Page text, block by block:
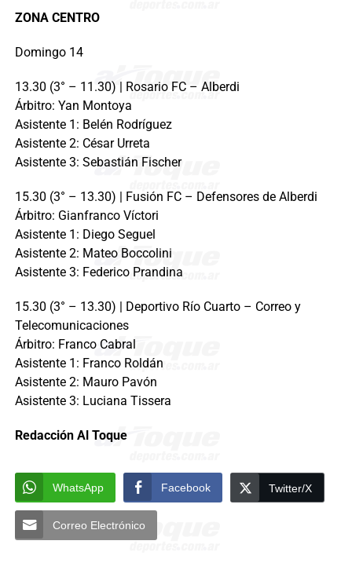
ZONA CENTRO
Domingo 14
13.30 (3° – 11.30) | Rosario FC – Alberdi
Árbitro: Yan Montoya
Asistente 1: Belén Rodríguez
Asistente 2: César Urreta
Asistente 3: Sebastián Fischer
15.30 (3° – 13.30) | Fusión FC – Defensores de Alberdi
Árbitro: Gianfranco Víctori
Asistente 1: Diego Seguel
Asistente 2: Mateo Boccolini
Asistente 3: Federico Prandina
15.30 (3° – 13.30) | Deportivo Río Cuarto – Correo y
Telecomunicaciones
Árbitro: Franco Cabral
Asistente 1: Franco Roldán
Asistente 2: Mauro Pavón
Asistente 3: Luciana Tissera
Redacción Al Toque
WhatsApp Facebook Twitter/X
Correo Electrónico